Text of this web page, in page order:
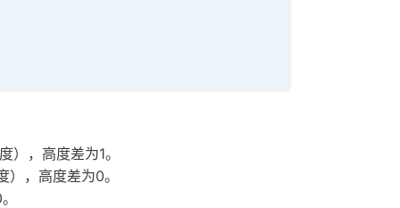
，高度差为1。
，高度差为0。